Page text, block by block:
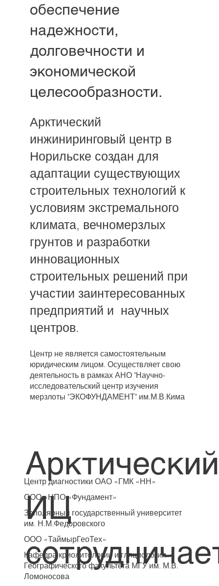
обеспечение
надежности,
долговечности и
экономической
целесообразности.
Арктический
инжиниринговый центр в
Норильске создан для
адаптации существующих
строительных технологий к
условиям экстремального
климата, вечномерзлых
грунтов и разработки
инновационных
строительных решений при
участии заинтересованных
предприятий и научных
центров.
Центр не является самостоятельным
юридическим лицом. Осуществляет свою
деятельность в рамках АНО "Научно-
исследовательский центр изучения
мерзлоты "ЭКОФУНДАМЕНТ" им.М.В.Кима
Арктический
ИЦ
Центр диагностики ОАО «ГМК «НН»
ООО «НПО «Фундамент»
Заполярный государственный университет
им. Н.М.Федоровского
ООО «ТаймырГеоТех»
Кафедра криолитологии и гляциологии
Географического факультета МГУ им. М.В.
Ломоносова